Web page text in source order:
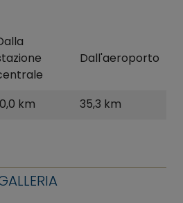
Dall'aeroporto
km 35,3 km